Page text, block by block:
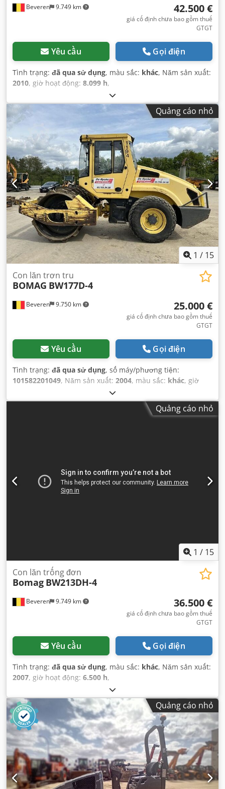
Beveren 9.749 km 42.500 €
giá cố định chưa bao gồm thuế
GTGT
Yêu cầu Gọi điện
Tình trạng: đã qua sử dụng, màu sắc: khác, Năm sản xuất:
2010, giờ hoạt động: 8.099 h,
Quảng cáo nhỏ
1 / 15
Beveren 9.750 km
Con lăn trơn tru
BOMAG BW177D-4
25.000 €
giá cố định chưa bao gồm thuế
GTGT
Yêu cầu Gọi điện
Tình trạng: đã qua sử dụng, số máy/phương tiện:
101582201049, Năm sản xuất: 2004, màu sắc: khác, giờ
Quảng cáo nhỏ
1 / 15
Beveren 9.749 km
Con lăn trống đơn
Bomag BW213DH-4
36.500 €
giá cố định chưa bao gồm thuế
GTGT
Yêu cầu Gọi điện
Tình trạng: đã qua sử dụng, màu sắc: khác, Năm sản xuất:
2007, giờ hoạt động: 6.500 h,
Quảng cáo nhỏ